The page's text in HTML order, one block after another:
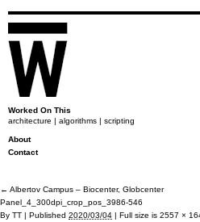
Worked On This
architecture | algorithms | scripting
About
Contact
← Albertov Campus – Biocenter, Globcenter
Panel_4_300dpi_crop_pos_3986-546
By TT | Published 2020/03/04 | Full size is 2557 ×